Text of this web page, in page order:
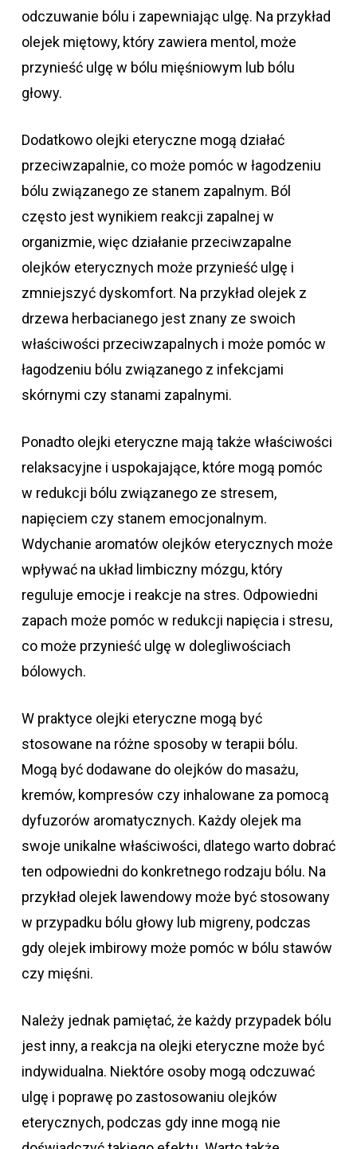
odczuwanie bólu i zapewniając ulgę. Na przykład
olejek miętowy, który zawiera mentol, może
przynieść ulgę w bólu mięśniowym lub bólu
głowy.
Dodatkowo olejki eteryczne mogą działać
przeciwzapalnie, co może pomóc w łagodzeniu
bólu związanego ze stanem zapalnym. Ból
często jest wynikiem reakcji zapalnej w
organizmie, więc działanie przeciwzapalne
olejków eterycznych może przynieść ulgę i
zmniejszyć dyskomfort. Na przykład olejek z
drzewa herbacianego jest znany ze swoich
właściwości przeciwzapalnych i może pomóc w
łagodzeniu bólu związanego z infekcjami
skórnymi czy stanami zapalnymi.
Ponadto olejki eteryczne mają także właściwości
relaksacyjne i uspokajające, które mogą pomóc
w redukcji bólu związanego ze stresem,
napięciem czy stanem emocjonalnym.
Wdychanie aromatów olejków eterycznych może
wpływać na układ limbiczny mózgu, który
reguluje emocje i reakcje na stres. Odpowiedni
zapach może pomóc w redukcji napięcia i stresu,
co może przynieść ulgę w dolegliwościach
bólowych.
W praktyce olejki eteryczne mogą być
stosowane na różne sposoby w terapii bólu.
Mogą być dodawane do olejków do masażu,
kremów, kompresów czy inhalowane za pomocą
dyfuzorów aromatycznych. Każdy olejek ma
swoje unikalne właściwości, dlatego warto dobrać
ten odpowiedni do konkretnego rodzaju bólu. Na
przykład olejek lawendowy może być stosowany
w przypadku bólu głowy lub migreny, podczas
gdy olejek imbirowy może pomóc w bólu stawów
czy mięśni.
Należy jednak pamiętać, że każdy przypadek bólu
jest inny, a reakcja na olejki eteryczne może być
indywidualna. Niektóre osoby mogą odczuwać
ulgę i poprawę po zastosowaniu olejków
eterycznych, podczas gdy inne mogą nie